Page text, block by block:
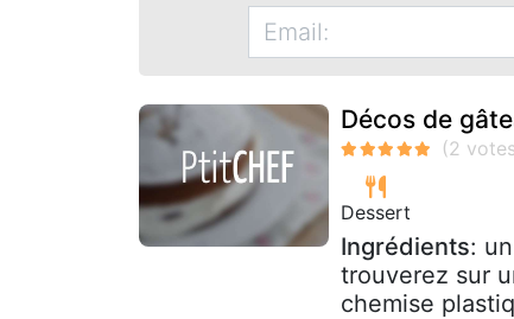
Décos de
Dessert
Ingrédients:
trouverez sur
chemise